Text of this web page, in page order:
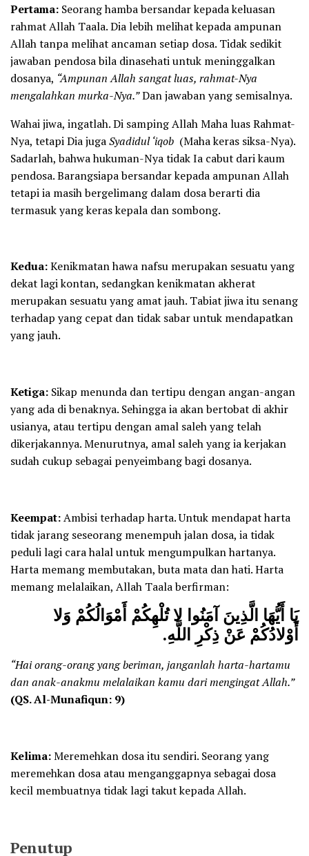
Pertama: Seorang hamba bersandar kepada keluasan
rahmat Allah Taala. Dia lebih melihat kepada ampunan
Allah tanpa melihat ancaman setiap dosa. Tidak sedikit
jawaban pendosa bila dinasehati untuk meninggalkan
dosanya, “Ampunan Allah sangat luas, rahmat-Nya
mengalahkan murka-Nya.”Dan jawaban yang semisalnya.
Wahai jiwa, ingatlah. Di samping Allah Maha luas Rahmat-
Nya, tetapi Dia jugaSyadidul ‘iqob (Maha keras siksa-Nya).
Sadarlah, bahwa hukuman-Nya tidak Ia cabut dari kaum
pendosa. Barangsiapa bersandar kepada ampunan Allah
tetapi ia masih bergelimang dalam dosa berarti dia
termasuk yang keras kepala dan sombong.
Kedua:Kenikmatan hawa nafsu merupakan sesuatu yang
dekat lagi kontan, sedangkan kenikmatan akherat
merupakan sesuatu yang amat jauh. Tabiat jiwa itu senang
terhadap yang cepat dan tidak sabar untuk mendapatkan
yang jauh.
Ketiga: Sikap menunda dan tertipu dengan angan-angan
yang ada di benaknya. Sehingga ia akan bertobat di akhir
usianya, atau tertipu dengan amal saleh yang telah
dikerjakannya. Menurutnya, amal saleh yang ia kerjakan
sudah cukup sebagai penyeimbang bagi dosanya.
Keempat:Ambisi terhadap harta. Untuk mendapat harta
tidak jarang seseorang menempuh jalan dosa, ia tidak
peduli lagi cara halal untuk mengumpulkan hartanya.
Harta memang membutakan, buta mata dan hati. Harta
memang melalaikan, Allah Taala berfirman:
يَا أَيُّهَا الَّذِينَ آمَنُوا لا تُلْهِكُمْ أَمْوَالُكُمْ وَلا
أَوْلادُكُمْ عَنْ ذِكْرِ اللَّهِ.
“Hai orang-orang yang beriman, janganlah harta-hartamu
dan anak-anakmu melalaikan kamu dari mengingat Allah.”
(QS. Al-Munafiqun: 9)
Kelima:Meremehkan dosa itu sendiri. Seorang yang
meremehkan dosa atau menganggapnya sebagai dosa
kecil membuatnya tidak lagi takut kepada Allah.
Penutup